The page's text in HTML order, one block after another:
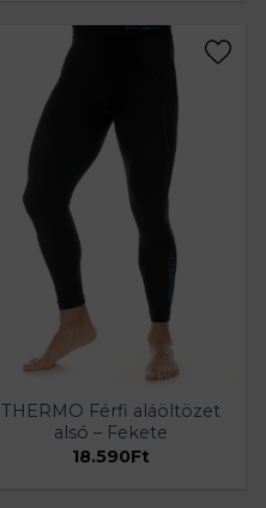
THERMO Férfi aláöltözet
alsó – Fekete
18.590Ft